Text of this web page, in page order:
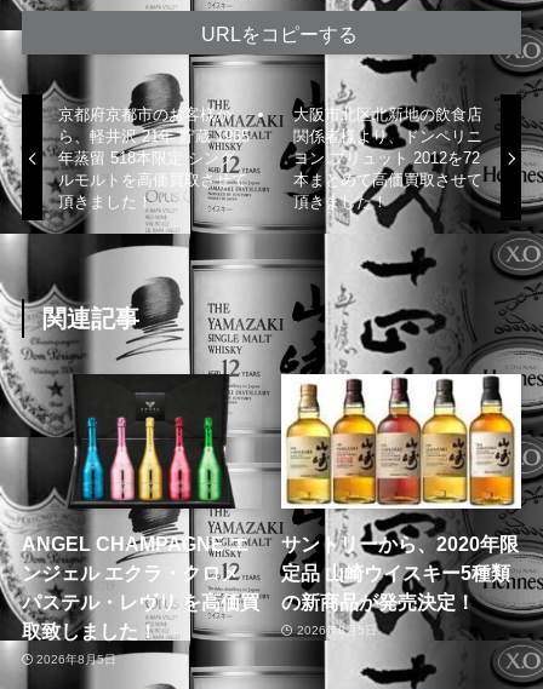
URLをコピーする
京都府京都市のお客様か
ら、軽井沢 21年 貯蔵 1965
年蒸留 518本限定 シング
ルモルトを高価買取させて
頂きました！
大阪市北区北新地の飲食店
関係者様より、ドンペリニ
ヨン ブリュット 2012を72
本まとめて高価買取させて
頂きました！
関連記事
ANGEL CHAMPAGNE エ
ンジェル エクラ・クロメ
パステル・レヴリ を高価買
取致しました！
2026年8月5日
サントリーから、2020年限
定品 山崎ウイスキー5種類
の新商品が発売決定！
2026年8月5日